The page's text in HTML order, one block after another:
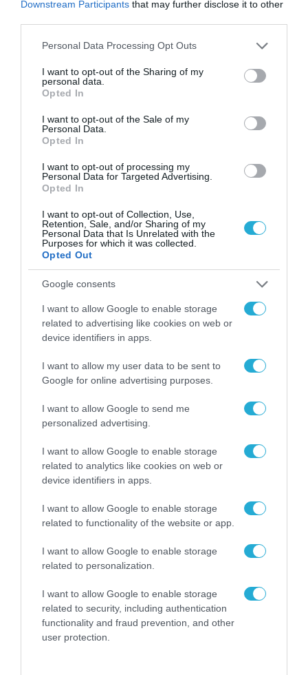
Downstream Participants that may further disclose it to other
Please note that this website/app uses one or more Google
not limited to your visit or usage behaviour. You may click to
grant or deny consent to Google and its third-party tags to
use your data for below specified purposes in below Google
consent section.
Personal Data Processing Opt Outs
I want to opt-out of the Sharing of my
personal data.
Opted In
I want to opt-out of the Sale of my
Personal Data.
Opted In
I want to opt-out of processing my
Personal Data for Targeted Advertising.
Opted In
I want to opt-out of Collection, Use,
Retention, Sale, and/or Sharing of my
Personal Data that Is Unrelated with the
Purposes for which it was collected.
Opted Out
Google consents
I want to allow Google to enable storage
related to advertising like cookies on web or
device identifiers in apps.
I want to allow my user data to be sent to
Google for online advertising purposes.
I want to allow Google to send me
personalized advertising.
I want to allow Google to enable storage
related to analytics like cookies on web or
device identifiers in apps.
I want to allow Google to enable storage
related to functionality of the website or app.
I want to allow Google to enable storage
related to personalization.
I want to allow Google to enable storage
related to security, including authentication
functionality and fraud prevention, and other
user protection.
ΣΤΕΛΕΧΗ
ΣΥΝΕΝΤΕΥΞΕΙΣ
Σ. Καλαφάτης: «Η Τεχνητή Νοημοσύνη δεν
είναι απλώς μια νέα τεχνολογία, είναι μια
ΣΤΕΛΕΧΗ
αναλαμβάνει Διευθύνων Σύμβουλος